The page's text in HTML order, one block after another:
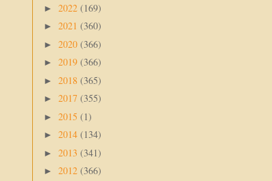
► 2022 (169)
► 2021 (360)
► 2020 (366)
► 2019 (366)
► 2018 (365)
► 2017 (355)
► 2015 (1)
► 2014 (134)
► 2013 (341)
► 2012 (366)